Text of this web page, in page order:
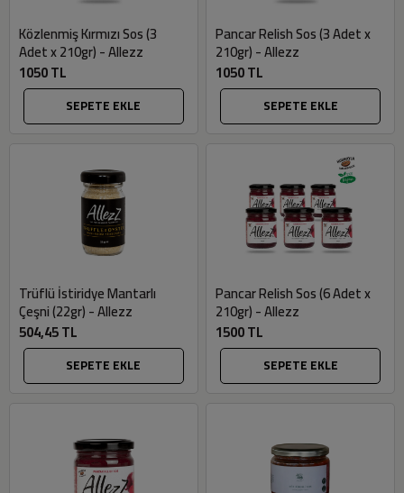
Közlenmiş Kırmızı Sos (3
Adet x 210gr) - Allezz
1050 TL
SEPETE EKLE
Pancar Relish Sos (3 Adet x
210gr) - Allezz
1050 TL
SEPETE EKLE
Trüflü İstiridye Mantarlı
Çeşni (22gr) - Allezz
504,45 TL
SEPETE EKLE
Pancar Relish Sos (6 Adet x
210gr) - Allezz
1500 TL
SEPETE EKLE